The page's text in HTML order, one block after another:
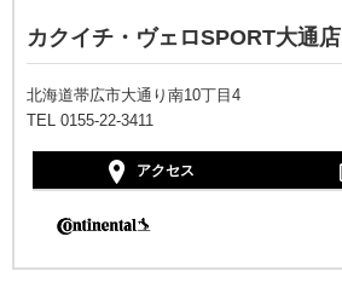
カクイチ・ヴェロSPORT大通店
北海道帯広市大通り南10丁目4
TEL 0155-22-3411
アクセス